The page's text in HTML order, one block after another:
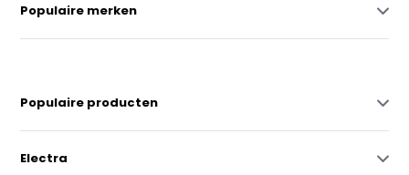
Populaire merken
Populaire producten
Electra